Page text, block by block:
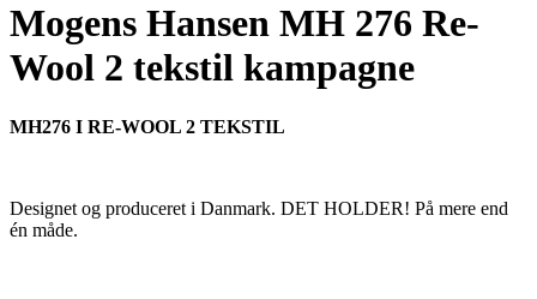
Mogens Hansen MH 276 Re-
Wool 2 tekstil kampagne
MH276 I RE-WOOL 2 TEKSTIL
Designet og produceret i Danmark. DET HOLDER! På mere end
én måde.